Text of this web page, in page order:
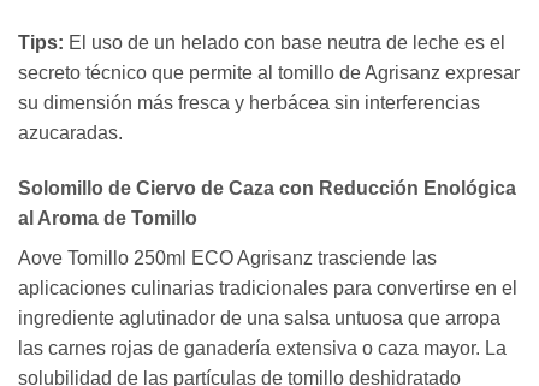
Tips: El uso de un helado con base neutra de leche es el
secreto técnico que permite al tomillo de Agrisanz expresar
su dimensión más fresca y herbácea sin interferencias
azucaradas.
Solomillo de Ciervo de Caza con Reducción Enológica
al Aroma de Tomillo
Aove Tomillo 250ml ECO Agrisanz trasciende las
aplicaciones culinarias tradicionales para convertirse en el
ingrediente aglutinador de una salsa untuosa que arropa
las carnes rojas de ganadería extensiva o caza mayor. La
solubilidad de las partículas de tomillo deshidratado